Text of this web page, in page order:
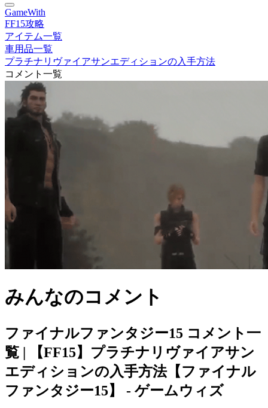
GameWith
FF15攻略
アイテム一覧
車用品一覧
プラチナリヴァイアサンエディションの入手方法
コメント一覧
みんなのコメント
ファイナルファンタジー15 コメント一
覧 | 【FF15】プラチナリヴァイアサン
エディションの入手方法【ファイナル
ファンタジー15】 - ゲームウィズ